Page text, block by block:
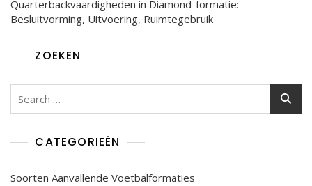
Quarterbackvaardigheden in Diamond-formatie:
Besluitvorming, Uitvoering, Ruimtegebruik
ZOEKEN
CATEGORIEËN
Soorten Aanvallende Voetbalformaties